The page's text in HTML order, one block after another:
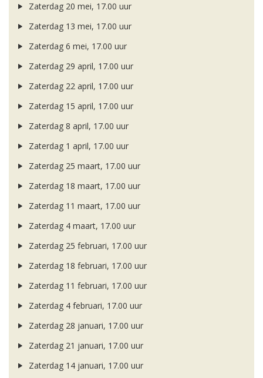
Zaterdag 20 mei, 17.00 uur
Zaterdag 13 mei, 17.00 uur
Zaterdag 6 mei, 17.00 uur
Zaterdag 29 april, 17.00 uur
Zaterdag 22 april, 17.00 uur
Zaterdag 15 april, 17.00 uur
Zaterdag 8 april, 17.00 uur
Zaterdag 1 april, 17.00 uur
Zaterdag 25 maart, 17.00 uur
Zaterdag 18 maart, 17.00 uur
Zaterdag 11 maart, 17.00 uur
Zaterdag 4 maart, 17.00 uur
Zaterdag 25 februari, 17.00 uur
Zaterdag 18 februari, 17.00 uur
Zaterdag 11 februari, 17.00 uur
Zaterdag 4 februari, 17.00 uur
Zaterdag 28 januari, 17.00 uur
Zaterdag 21 januari, 17.00 uur
Zaterdag 14 januari, 17.00 uur